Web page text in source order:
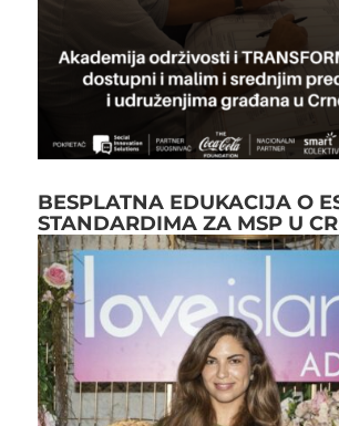
BESPLATNA EDUKACIJA O
STANDARDIMA ZA MSP U